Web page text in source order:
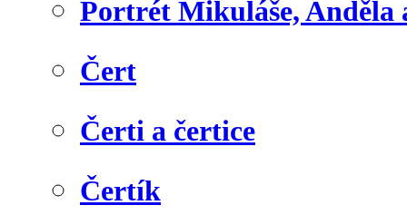
Portrét Mikuláše, Anděla
Čert
Čerti a čertice
Čertík